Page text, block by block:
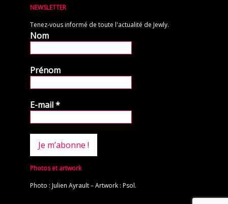
NEWSLETTER
Tenez-vous informé de toute l'actualité de Jewly.
Nom
Prénom
E-mail*
Photos et artwork
Photo : Julien Ayrault – Artwork : Psol.